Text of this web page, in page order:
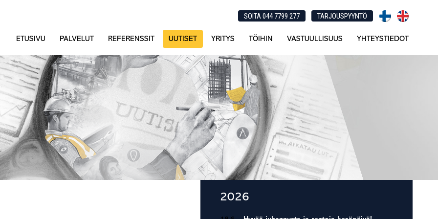
SOITA 044 7799 277 TARJOUSPYYNTÖ
ETUSIVU PALVELUT REFERENSSIT UUTISET YRITYS TÖIHIN VASTUULLISUUS YHTEYSTIEDOT
Ensisijainen
2026